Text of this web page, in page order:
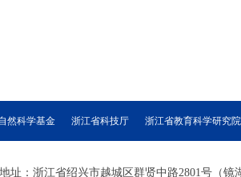
然科学基金 浙江省科技厅 浙江省教育科学研究院
址：浙江省绍兴市越城区群贤中路2801号（镜